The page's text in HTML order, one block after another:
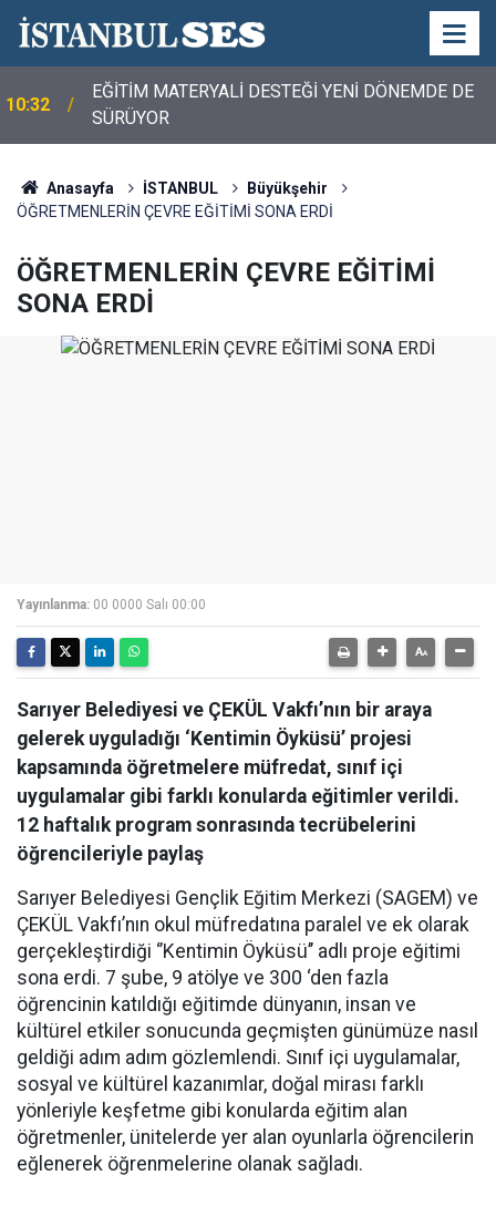
10:32
EĞİTİM MATERYALİ DESTEĞİ YENİ DÖNEMDE DE
SÜRÜYOR
Anasayfa İSTANBUL
Büyükşehir
ÖĞRETMENLERİN ÇEVRE EĞİTİMİ SONA ERDİ
ÖĞRETMENLERİN ÇEVRE EĞİTİMİ
SONA ERDİ
Yayınlanma: 00 0000 Salı 00:00
Sarıyer Belediyesi ve ÇEKÜL Vakfı’nın bir araya
gelerek uyguladığı ‘Kentimin Öyküsü’ projesi
kapsamında öğretmelere müfredat, sınıf içi
uygulamalar gibi farklı konularda eğitimler verildi.
12 haftalık program sonrasında tecrübelerini
öğrencileriyle paylaş
Sarıyer Belediyesi Gençlik Eğitim Merkezi (SAGEM) ve
ÇEKÜL Vakfı’nın okul müfredatına paralel ve ek olarak
gerçekleştirdiği ‘’Kentimin Öyküsü’’ adlı proje eğitimi
sona erdi. 7 şube, 9 atölye ve 300 ‘den fazla
öğrencinin katıldığı eğitimde dünyanın, insan ve
kültürel etkiler sonucunda geçmişten günümüze nasıl
geldiği adım adım gözlemlendi. Sınıf içi uygulamalar,
sosyal ve kültürel kazanımlar, doğal mirası farklı
yönleriyle keşfetme gibi konularda eğitim alan
öğretmenler, ünitelerde yer alan oyunlarla öğrencilerin
eğlenerek öğrenmelerine olanak sağladı.